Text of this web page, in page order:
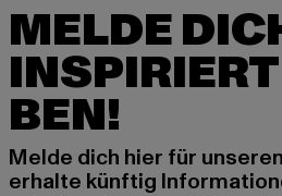
MELDE
BEN!
Melde dich hier für
erhalte künftig